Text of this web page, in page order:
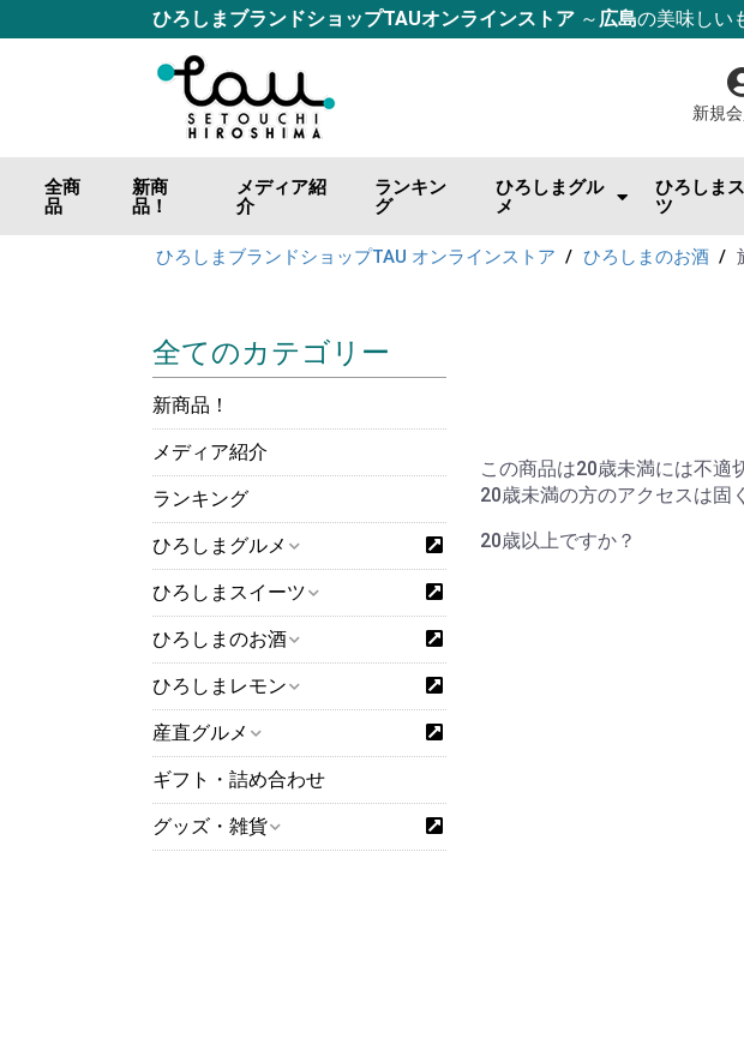
ひろしまブランドショップTAUオンラインストア ～ 広島の美味しい
新規
全商
品
新商
品！
メディア紹
介
ランキン
グ
ひろしまグル
メ
ごはんのお供
おつまみ・おやつ・珍味
調味料
海の幸
山の幸
肉の幸
カレー・麺・ご飯
お好み焼き
ジャム・はちみつ
飲料
ひろしま
ツ
もみじ饅
ケーキ
チョコ・
和菓子
ゼリー
スナック
その他ス
ひろしまブランドショップTAU オンラインストア ひろしまのお酒
全てのカテゴリー
新商品！
メディア紹介
ランキング
ひろしまグルメ
ひろしまスイーツ
ひろしまのお酒
ひろしまレモン
産直グルメ
ギフト・詰め合わせ
グッズ・雑貨
この商品は20歳未満には不適
20歳未満の方のアクセスは固
20歳以上ですか？